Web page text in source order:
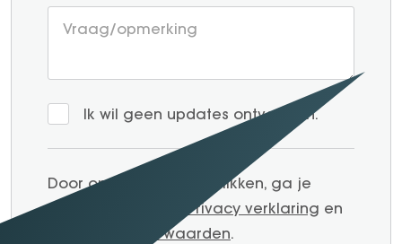
Ik wil geen updates ontvangen.
Door op verzenden te klikken, ga je
akkoord met onze
Privacy verklaring en
Algemene voorwaarden.